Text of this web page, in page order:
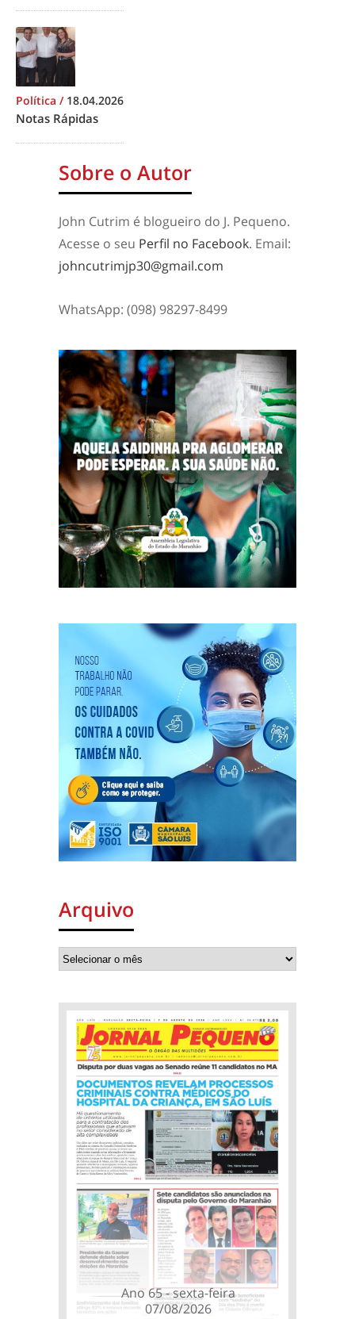
Política / 18.04.2026
Notas Rápidas
Sobre o Autor
John Cutrim é blogueiro do J. Pequeno.
Acesse o seu Perfil no Facebook. Email:
johncutrimjp30@gmail.com
WhatsApp: (098) 98297-8499
Arquivo
Ano 65 - sexta-feira
07/08/2026